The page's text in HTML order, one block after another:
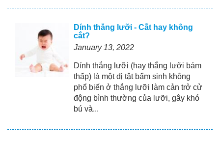
Dính thắng lưỡi - Cắt hay không
cắt?
January 13, 2022
Dính thắng lưỡi (hay thắng lưỡi bám
thấp) là một dị tật bẩm sinh không
phổ biến ở thắng lưỡi làm cản trở cử
động bình thường của lưỡi, gây khó
bú và...